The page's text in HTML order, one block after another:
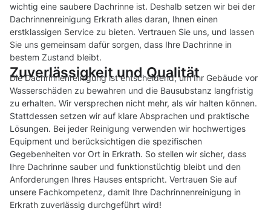
wichtig eine saubere Dachrinne ist. Deshalb setzen wir bei der
Dachrinnenreinigung Erkrath alles daran, Ihnen einen
erstklassigen Service zu bieten. Vertrauen Sie uns, und lassen
Sie uns gemeinsam dafür sorgen, dass Ihre Dachrinne in
bestem Zustand bleibt.
Zuverlässigkeit und Qualität
Die Dachrinnenreinigung ist entscheidend, um Ihr Gebäude vor
Wasserschäden zu bewahren und die Bausubstanz langfristig
zu erhalten. Wir versprechen nicht mehr, als wir halten können.
Stattdessen setzen wir auf klare Absprachen und praktische
Lösungen. Bei jeder Reinigung verwenden wir hochwertiges
Equipment und berücksichtigen die spezifischen
Gegebenheiten vor Ort in Erkrath. So stellen wir sicher, dass
Ihre Dachrinne sauber und funktionstüchtig bleibt und den
Anforderungen Ihres Hauses entspricht. Vertrauen Sie auf
unsere Fachkompetenz, damit Ihre Dachrinnenreinigung in
Erkrath zuverlässig durchgeführt wird!